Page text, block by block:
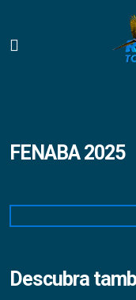
FENABA 2025
Descubra